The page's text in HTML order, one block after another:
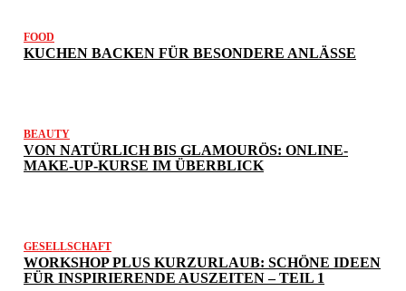
FOOD
KUCHEN BACKEN FÜR BESONDERE ANLÄSSE
BEAUTY
VON NATÜRLICH BIS GLAMOURÖS: ONLINE-
MAKE-UP-KURSE IM ÜBERBLICK
GESELLSCHAFT
WORKSHOP PLUS KURZURLAUB: SCHÖNE IDEEN
FÜR INSPIRIERENDE AUSZEITEN – TEIL 1